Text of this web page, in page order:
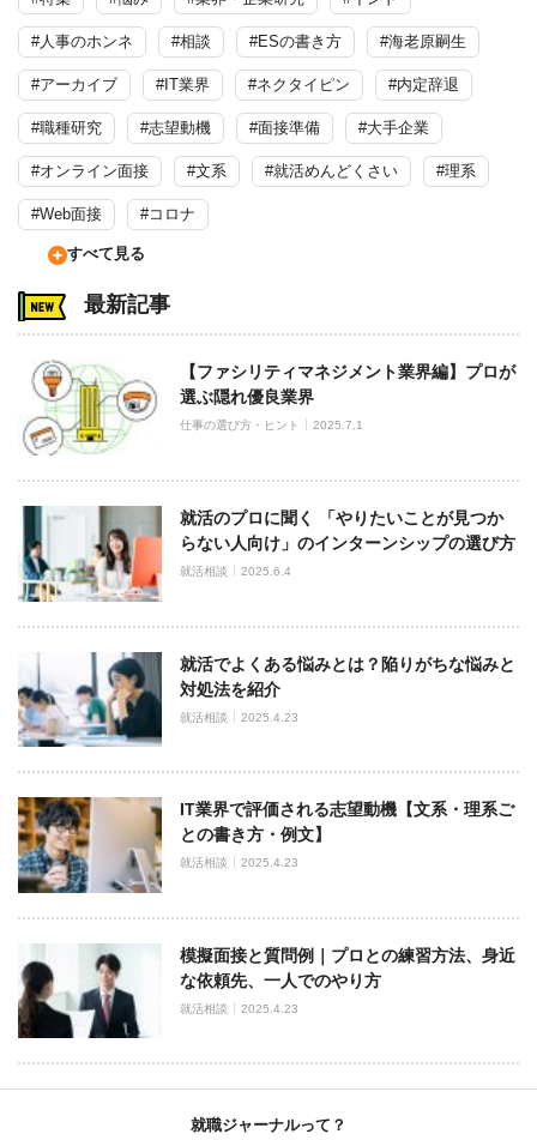
#人事のホンネ #相談 #ESの書き方 #海老原嗣生
#アーカイブ #IT業界 #ネクタイピン #内定辞退
#職種研究 #志望動機 #面接準備 #大手企業
#オンライン面接 #文系 #就活めんどくさい #理系
#Web面接 #コロナ
すべて見る
最新記事
【ファシリティマネジメント業界編】プロが
選ぶ隠れ優良業界
仕事の選び方・ヒント 2025.7.1
就活のプロに聞く 「やりたいことが見つか
らない人向け」のインターンシップの選び方
就活相談 2025.6.4
就活でよくある悩みとは？陥りがちな悩みと
対処法を紹介
就活相談 2025.4.23
IT業界で評価される志望動機【文系・理系ご
との書き方・例文】
就活相談 2025.4.23
模擬面接と質問例｜プロとの練習方法、身近
な依頼先、一人でのやり方
就活相談 2025.4.23
就職ジャーナルって？